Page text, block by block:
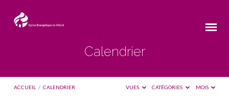
Calendrier
ACCUEIL / CALENDRIER VUES CATÉGORIES MOIS